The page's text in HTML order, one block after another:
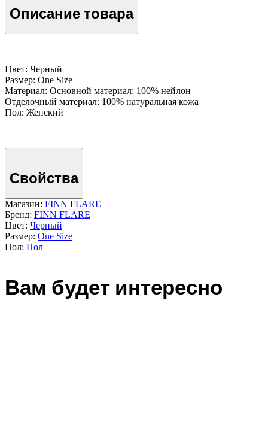
Описание товара
Цвет: Черный
Размер: One Size
Материал: Основной материал: 100% нейлон
Отделочный материал: 100% натуральная кожа
Пол: Женский
Свойства
Магазин: FINN FLARE
Бренд: FINN FLARE
Цвет: Черный
Размер: One Size
Пол: Пол
Вам будет интересно